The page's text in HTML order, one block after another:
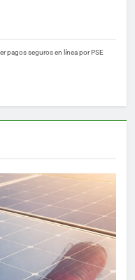
pagos seguros en línea por PSE